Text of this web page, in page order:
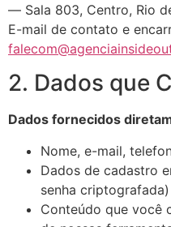
— Sala 803, Centro, Rio
E-mail de contato e
2. Dados que
Dados fornecidos
Nome, e-mail,
Dados de cadastro
senha criptografada)
Conteúdo que você